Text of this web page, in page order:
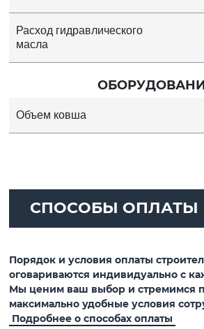
Расход гидравлического
масла
Объем ковша
СПОСОБЫ ОПЛАТЫ
Порядок и условия оплаты
оговариваются индивидуально с
Мы ценим ваш выбор и стремимся
максимально удобные условия
Подробнее о способах оплаты